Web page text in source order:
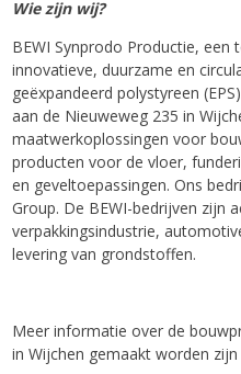
Wie zijn wij?
BEWI Synprodo Productie,
innovatieve, duurzame en
geëxpandeerd polystyreen
aan de Nieuweweg 235 in
maatwerkoplossingen voor
producten voor de vloer,
en geveltoepassingen. Ons
Group. De BEWI-bedrijven zijn
verpakkingsindustrie,
levering van grondstoffen.
Meer informatie over de
in Wijchen gemaakt worden